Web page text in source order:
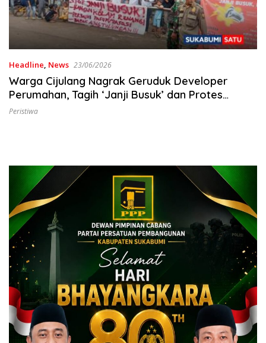
Headline, News 23/06/2026
Warga Cijulang Nagrak Geruduk Developer
Perumahan, Tagih ‘Janji Busuk’ dan Protes
Fasum Bobrok!
Peristiwa